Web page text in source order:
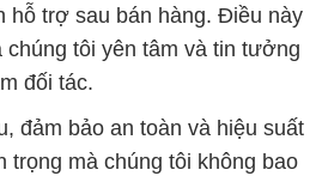
hỗ trợ sau bán hàng. Điều này
chúng tôi yên tâm và tin tưởng
đối tác.
đảm bảo an toàn và hiệu suất
trọng mà chúng tôi không bao